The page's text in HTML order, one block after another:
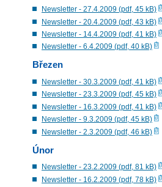
Newsletter - 27.4.2009 (pdf, 45 kB)
Newsletter - 20.4.2009 (pdf, 43 kB)
Newsletter - 14.4.2009 (pdf, 41 kB)
Newsletter - 6.4.2009 (pdf, 40 kB)
Březen
Newsletter - 30.3.2009 (pdf, 41 kB)
Newsletter - 23.3.2009 (pdf, 45 kB)
Newsletter - 16.3.2009 (pdf, 41 kB)
Newsletter - 9.3.2009 (pdf, 45 kB)
Newsletter - 2.3.2009 (pdf, 46 kB)
Únor
Newsletter - 23.2.2009 (pdf, 81 kB)
Newsletter - 16.2.2009 (pdf, 78 kB)